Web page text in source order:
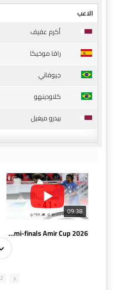
الاعب
أكرم عفيف
رافا موخيكا
جيوفاني
كلاودينهو
بيدرو ميغيل
09:38
AlSadd 4/1 AlDuhail - Semi-finals Amir Cup 2026 #السد/ الدحيل
2